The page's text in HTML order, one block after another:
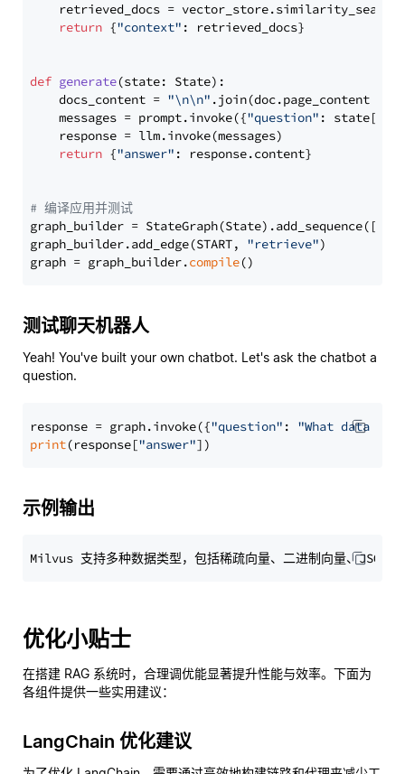
retrieved_docs =
return {"context" : retrieved_docs}
def generate(state: State):
    docs_content =
"\n\n" .join(doc.page_content
    messages = prompt.invoke({
"question" : state[
    response = llm.invoke(messages)
return {"answer" : response.content}
# 编译应用并测试
graph_builder =
graph_builder.add_edge(START, "retrieve")
graph = graph_builder.compile
测试聊天机器人
Yeah! You've built your own chatbot. Let's ask the chatbot a
question.
response = graph.invoke({"question" : "What data
print(response["answer"
示例输出
优化小贴士
在搭建 RAG 系统时，合理调优能显著提升性能与效率。下面为
各组件提供一些实用建议：
LangChain 优化建议